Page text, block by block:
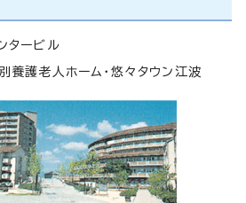
タービル
養護老人ホーム・悠々タウン江波